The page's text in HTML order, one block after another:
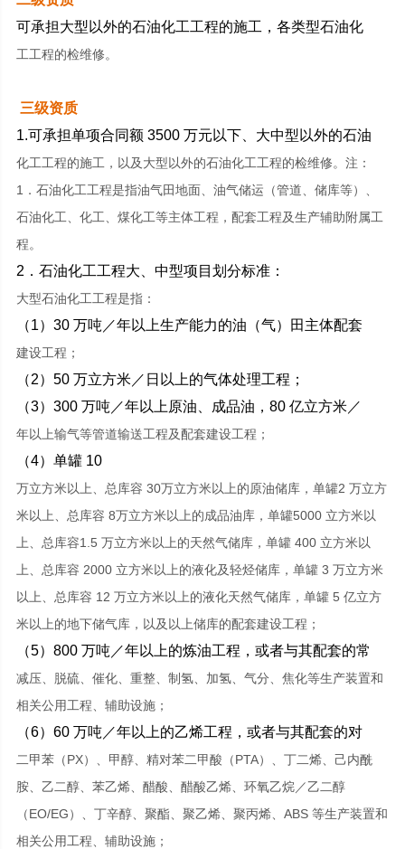
可承担大型以外的石油化工工程的施工，各类型石油化
工工程的检维修。
三级资质
1.可承担单项合同额 3500 万元以下、大中型以外的石油
化工工程的施工，以及大型以外的石油化工工程的检维修。注：
1．石油化工工程是指油气田地面、油气储运（管道、储库等）、
石油化工、化工、煤化工等主体工程，配套工程及生产辅助附属工
程。
2．石油化工工程大、中型项目划分标准：
大型石油化工工程是指：
（1）30 万吨／年以上生产能力的油（气）田主体配套
建设工程；
（2）50 万立方米／日以上的气体处理工程；
（3）300 万吨／年以上原油、成品油，80 亿立方米／
年以上输气等管道输送工程及配套建设工程；
（4）单罐 10
万立方米以上、总库容 30万立方米以上的原油储库，单罐2 万立方
米以上、总库容 8万立方米以上的成品油库，单罐5000 立方米以
上、总库容1.5 万立方米以上的天然气储库，单罐 400 立方米以
上、总库容 2000 立方米以上的液化及轻烃储库，单罐 3 万立方米
以上、总库容 12 万立方米以上的液化天然气储库，单罐 5 亿立方
米以上的地下储气库，以及以上储库的配套建设工程；
（5）800 万吨／年以上的炼油工程，或者与其配套的常
减压、脱硫、催化、重整、制氢、加氢、气分、焦化等生产装置和
相关公用工程、辅助设施；
（6）60 万吨／年以上的乙烯工程，或者与其配套的对
二甲苯（PX）、甲醇、精对苯二甲酸（PTA）、丁二烯、己内酰
胺、乙二醇、苯乙烯、醋酸、醋酸乙烯、环氧乙烷／乙二醇
（EO/EG）、丁辛醇、聚酯、聚乙烯、聚丙烯、ABS 等生产装置和
相关公用工程、辅助设施；